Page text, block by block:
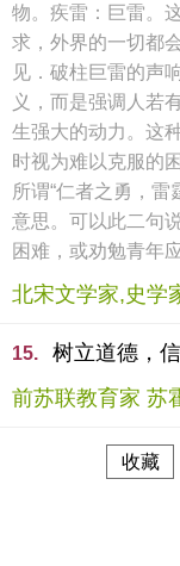
物。疾雷：巨雷。
求，外界的一切都
见．破柱巨雷的声
义，而是强调人若
生强大的动力。这
时视为难以克服的
所谓“仁者之勇，雷
意思。可以此二句
困难，或劝勉青年
北宋文学家,史学
15.
树立道德，
前苏联教育家 苏
收藏